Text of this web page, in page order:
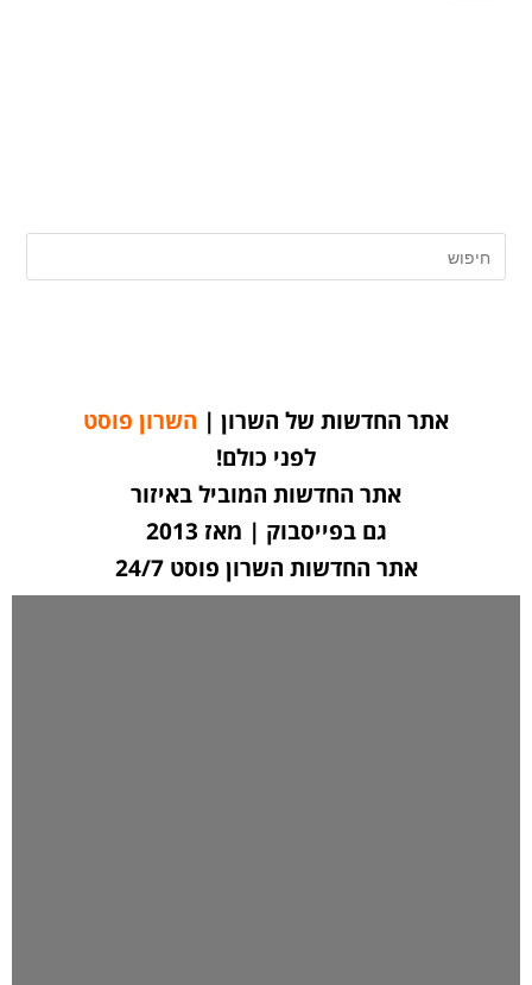
אתר החדשות של השרון | השרון פוסט
לפני כולם!
אתר החדשות המוביל באיזור
גם בפייסבוק | מאז 2013
אתר החדשות השרון פוסט 24/7
לחצו כאן ליצירת קשר